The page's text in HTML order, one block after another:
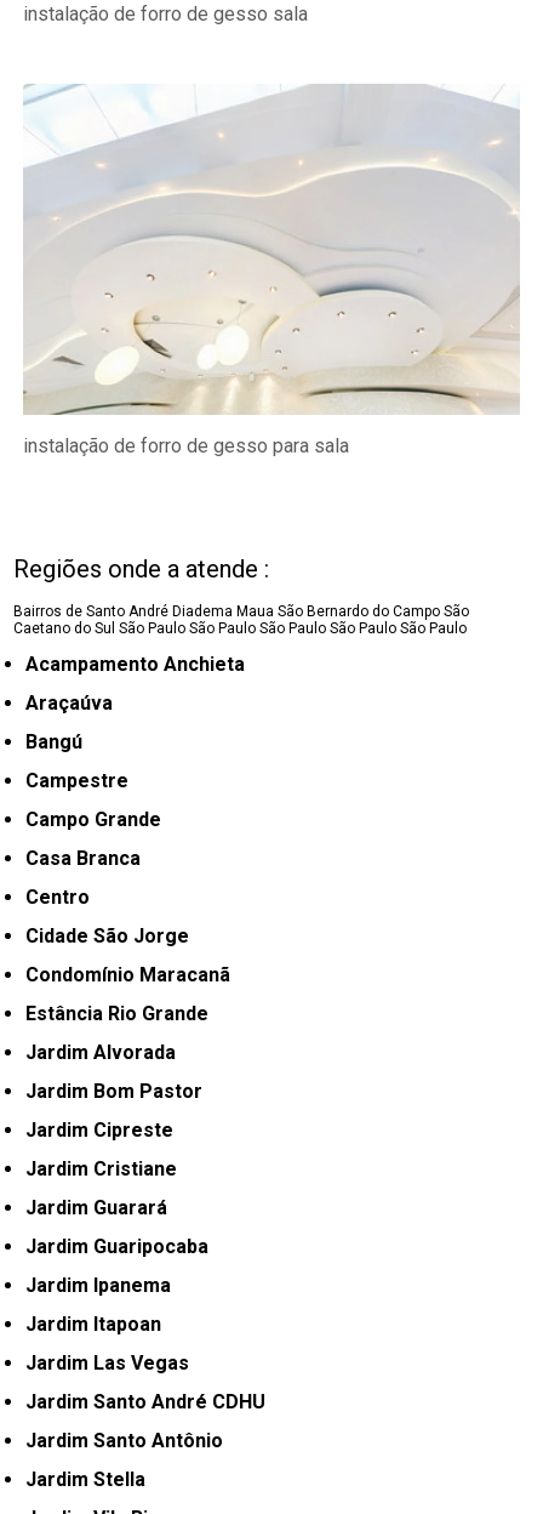
instalação de forro de gesso sala
instalação de forro de gesso para sala
Regiões onde a atende :
Bairros de Santo André Diadema Maua São Bernardo do Campo São
Caetano do SulSão Paulo São Paulo São Paulo São Paulo São Paulo
Acampamento Anchieta
Araçaúva
Bangú
Campestre
Campo Grande
Casa Branca
Centro
Cidade São Jorge
Condomínio Maracanã
Estância Rio Grande
Jardim Alvorada
Jardim Bom Pastor
Jardim Cipreste
Jardim Cristiane
Jardim Guarará
Jardim Guaripocaba
Jardim Ipanema
Jardim Itapoan
Jardim Las Vegas
Jardim Santo André CDHU
Jardim Santo Antônio
Jardim Stella